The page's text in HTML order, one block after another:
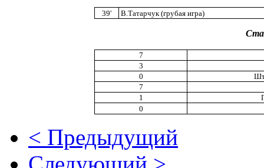
39' В.Татарчук (грубая игра)
7
3
0
7
1
0
< Предыдущий